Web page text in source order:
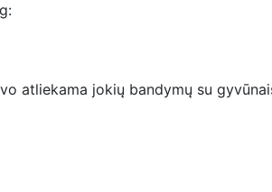
atliekama jokių bandymų su